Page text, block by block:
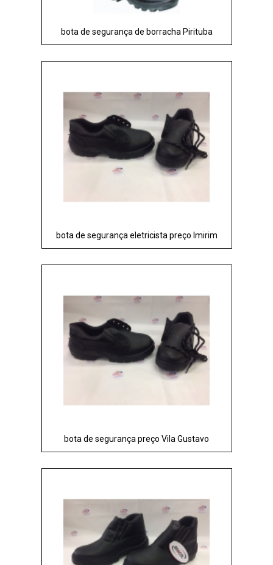
bota de segurança de borracha Pirituba
bota de segurança eletricista preço Imirim
bota de segurança preço Vila Gustavo